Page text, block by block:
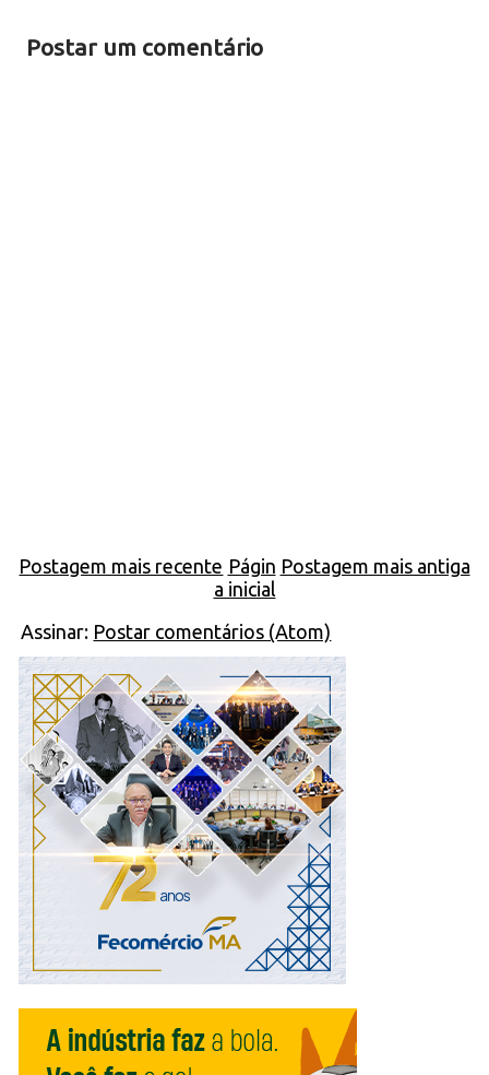
Postar um comentário
Postagem mais recente Postagem mais antiga
Págin
a inicial
Assinar: Postar comentários (Atom)